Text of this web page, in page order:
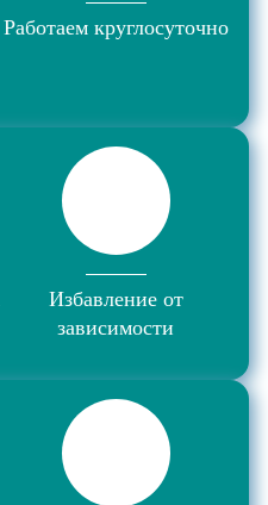
Работаем круглосуточно
Избавление от
зависимости